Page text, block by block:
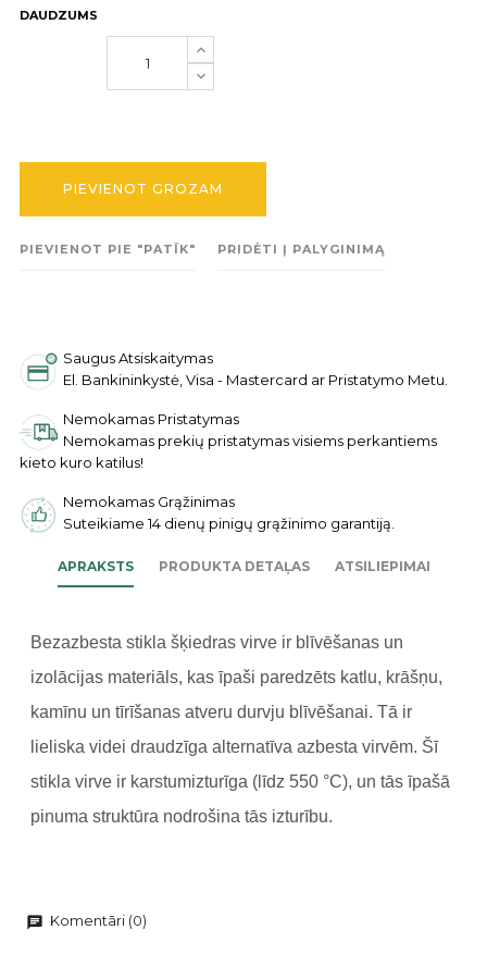
DAUDZUMS
PIEVIENOT GROZAM
PIEVIENOT PIE "PATĪK" PRIDĖTI Į PALYGINIMĄ
Saugus Atsiskaitymas
El. Bankininkystė, Visa - Mastercard ar Pristatymo Metu.
Nemokamas Pristatymas
Nemokamas prekių pristatymas visiems perkantiems
kieto kuro katilus!
Nemokamas Grąžinimas
Suteikiame 14 dienų pinigų grąžinimo garantiją.
APRAKSTS PRODUKTA DETAĻAS ATSILIEPIMAI
Bezazbesta stikla šķiedras virve ir blīvēšanas un
izolācijas materiāls, kas īpaši paredzēts katlu, krāšņu,
kamīnu un tīrīšanas atveru durvju blīvēšanai. Tā ir
lieliska videi draudzīga alternatīva azbesta virvēm. Šī
stikla virve ir karstumizturīga (līdz 550 °C), un tās īpašā
pinuma struktūra nodrošina tās izturību.
chat Komentāri (0)